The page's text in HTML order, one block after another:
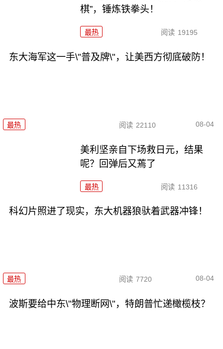
棋”，锤炼铁拳头！
最热 阅读 19195
东大海军这一手\"普及牌\"，让美西方彻底破防！
最热 阅读 22110 08-04
美利坚亲自下场救日元，结果
呢？回弹后又蔫了
最热 阅读 11316
科幻片照进了现实，东大机器狼驮着武器冲锋！
最热 阅读 7720 08-04
波斯要给中东\"物理断网\"，特朗普忙递橄榄枝？